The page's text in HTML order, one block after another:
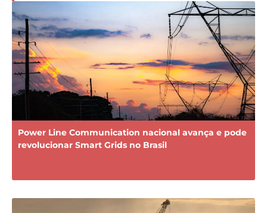
Power Line Communication nacional avança e pode
revolucionar Smart Grids no Brasil